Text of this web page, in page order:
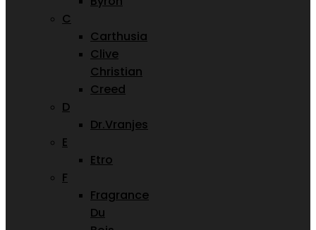
C
Carthusia
Clive
Christian
Creed
D
Dr.Vranjes
E
Etro
F
Fragrance
Du